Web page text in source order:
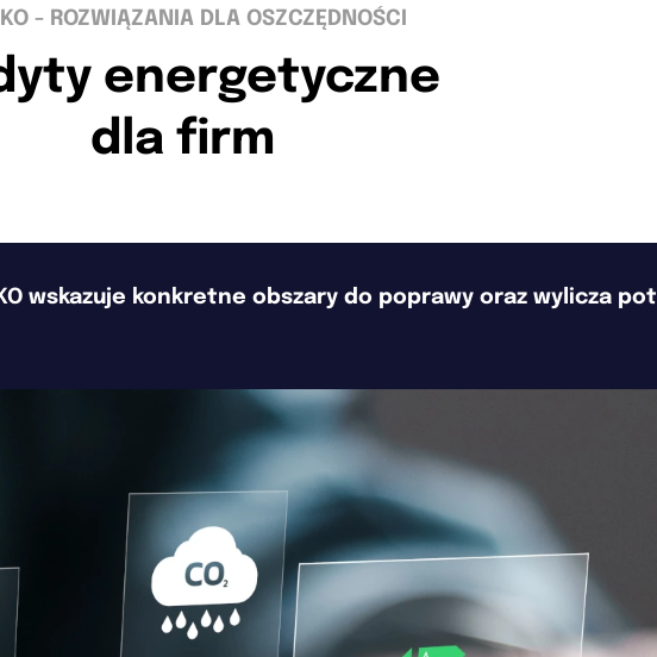
- ROZWIĄZANIA DLA OSZCZĘDNOŚCI
energetyczne
dla firm
wskazuje konkretne obszary do poprawy oraz wylicza